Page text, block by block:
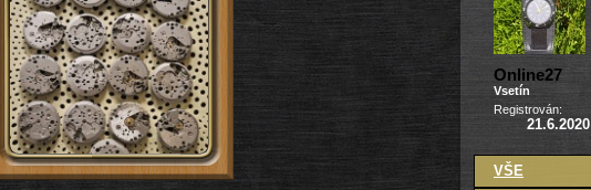
Online27
Vsetín
Registrován:
21.6.2020
VŠE